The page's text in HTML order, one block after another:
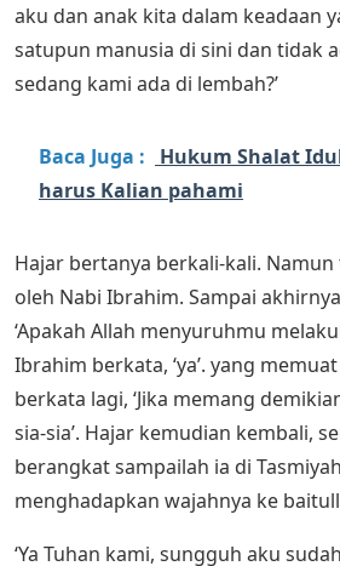
aku dan anak kita dalam keadaan
satupun manusia di sini dan tidak
sedang kami ada di lembah?’
Baca Juga :
Hukum Shalat
harus Kalian pahami
Hajar bertanya berkali-kali.
oleh Nabi Ibrahim. Sampai
‘Apakah Allah menyuruhmu
Ibrahim berkata, ‘ya’. yang
berkata lagi, ‘Jika memang
sia-sia’. Hajar kemudian kembali,
berangkat sampailah ia di
menghadapkan wajahnya ke
‘Ya Tuhan kami, sungguh aku